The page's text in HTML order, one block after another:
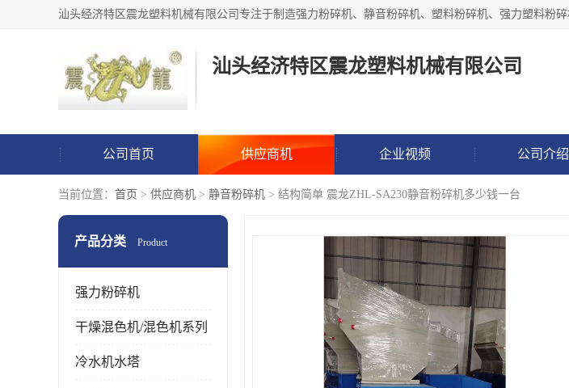
汕头经济特区震龙塑料机械有限公司
公司首页 供应商机 企业视频 公司介绍
当前位置： 首页 > 供应商机 > 静音粉碎机 > 结构简单 震龙ZHL-SA230静音粉碎机多少钱一台
产品分类 Product
强力粉碎机
干燥混色机/混色机系列
冷水机水塔